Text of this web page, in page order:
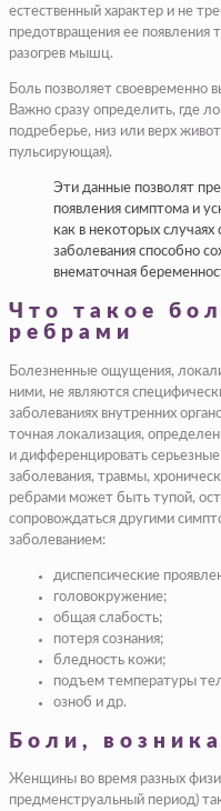
естественный характер и не
предотвращения ее появления
разогрев мышц.
Боль позволяет своевременно
Важно сразу определить, где
подреберье, низ или верх
пульсирующая).
Эти данные позволят
появления симптома и
как в некоторых
заболевания способно
внематочная
Что такое
ребрами
Болезненные ощущения,
ними, не являются
заболеваниях внутренних
точная локализация,
и дифференцировать
заболевания, травмы,
ребрами может быть тупой,
сопровождаться другими
заболеванием:
диспепсические
головокружение;
общая слабость;
потеря сознания;
бледность кожи;
подъем температуры
озноб и др.
Боли,
Женщины во время разных
предменструальный период)